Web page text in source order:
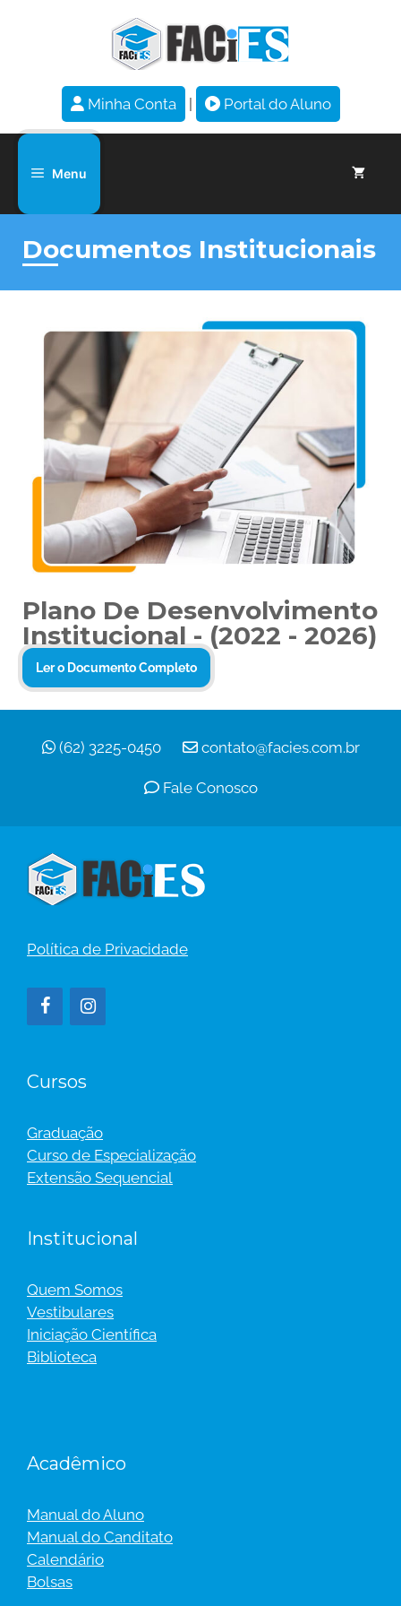
Minha Conta | Portal do Aluno
Menu
Documentos Institucionais
Plano De Desenvolvimento
Institucional - (2022 - 2026)
Ler o Documento Completo
(62) 3225-0450 contato@facies.com.br
Fale Conosco
Política de Privacidade
Cursos
Graduação
Curso de Especialização
Extensão Sequencial
Institucional
Quem Somos
Vestibulares
Iniciação Científica
Biblioteca
Acadêmico
Manual do Aluno
Manual do Canditato
Calendário
Bolsas